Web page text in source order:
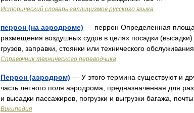
Исторический словарь галлицизмов русского языка
перрон (на аэродроме) — перрон Определенная
размещения воздушных судов в целях посадки (высадки)
грузов, заправки, стоянки или технического
Справочник технического переводчика
Перрон (аэродром) — У этого термина существуют и
часть летного поля аэродрома, предназначенная для
и высадки пассажиров, погрузки и выгрузки багажа,
Википедия